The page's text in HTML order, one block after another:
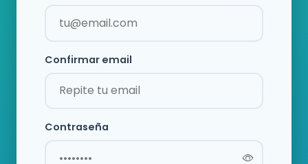
Confirmar email
Contraseña